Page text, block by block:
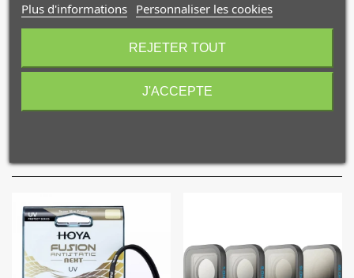
démontage facile. Sa conception le rend aussi compatible
avec les objectifs grands angles.
Plus d'informations Personnaliser les cookies
REJETER TOUT
J'ACCEPTE
10€ OFFERTS sur votre
premier achat !
J'accepte de recevoir des SMS de la part de la marque.